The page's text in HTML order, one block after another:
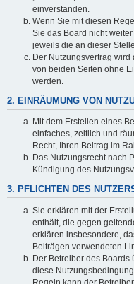
einverstanden.
Wenn Sie mit diesen
Sie das Board nicht
jeweils die an dieser
Der Nutzungsvertrag
von beiden Seiten ohne
werden.
2. EINRÄUMUNG VON
Mit dem Erstellen eines
einfaches, zeitlich und
Recht, Ihren Beitrag im
Das Nutzungsrecht nach
Kündigung des
3. PFLICHTEN DES
Sie erklären mit der
enthält, die gegen
erklären insbesondere,
Beiträgen verwendeten
Der Betreiber des Boards
diese